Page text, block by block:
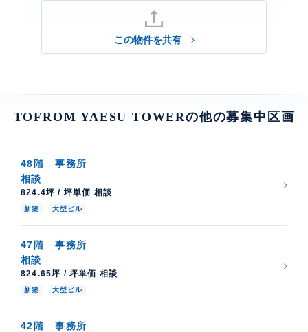
この物件を共有
TOFROM YAESU TOWERの他の募集中区画
48階事務所
相談
824.4坪 / 坪単価 相談
新築 大型ビル
47階事務所
相談
824.65坪 / 坪単価 相談
新築 大型ビル
42階事務所